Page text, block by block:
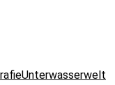
Unterwasserwelt